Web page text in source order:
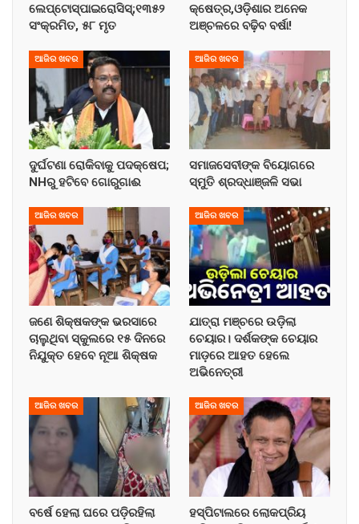
ଲେପ୍ଟୋସ୍ପାଇରୋସିସ୍;୧୩୫୨
ସଂକ୍ରମିତ, ୫୮ ମୃତ
କ୍ଷେତ୍ର,ଓଡ଼ିଶାର ଅନେକ
ଅଞ୍ଚଳରେ ବଢ଼ିବ ବର୍ଷା!
ଆଜିର ଖବର
ଦୁର୍ଘଟଣା ରୋକିବାକୁ ପଦକ୍ଷେପ;
NHରୁ ହଟିବେ ଗୋରୁଗାଈ
ଆଜିର ଖବର
ସମାଜସେବୀଙ୍କ ବିୟୋଗରେ
ସ୍ମୁତି ଶ୍ରଦ୍ଧାଞ୍ଜଳି ସଭା
ଆଜିର ଖବର
ଜଣେ ଶିକ୍ଷକଙ୍କ ଭରସାରେ
ଚାଲୁଥିବା ସ୍କୁଲରେ ୧୫ ଦିନରେ
ନିଯୁକ୍ତ ହେବେ ନୂଆ ଶିକ୍ଷକ
ଆଜିର ଖବର
ଯାତ୍ରା ମଞ୍ଚରେ ଉଡ଼ିଲା
ଚେୟାର। ଦର୍ଶକଙ୍କ ଚେୟାର
ମାଡ଼ରେ ଆହତ ହେଲେ
ଅଭିନେତ୍ରୀ
ଆଜିର ଖବର
ବର୍ଷେ ହେଲା ଘରେ ପଡ଼ିରହିଲା
ଆଜିର ଖବର
ହସ୍ପିଟାଲରେ ଲୋକପ୍ରିୟ